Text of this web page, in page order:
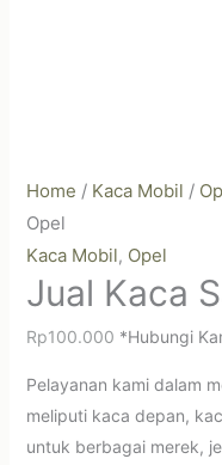
Home / Kaca Mobil /
Opel
Kaca Mobil, Opel
Jual Kaca
Rp100.000 *Hubungi
Pelayanan kami dalam
meliputi kaca depan,
untuk berbagai merek,